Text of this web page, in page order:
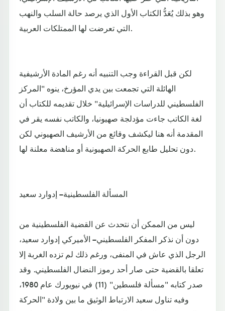
وهو بذلك يُعَدُّ الكتاب الأول الذي يرصد حالة السلب والنهب
التي تعرضت لها الممتلكات العربية.
لكن قبل القراءة وجب التنبيه أنه رغم المادة الأرشيفية
الهائلة التي تجمعت بين يدي المؤرخ، ينوه "المركز
الفلسطيني للدراسات الإسرائيلية" خلال تقديمه للكتاب أن
لغة الكاتب جاءت مؤدلجة صهيونيا، والكاتب نفسه يقر في
المقدمة أنه هنا ليكشف وقائع من الأرشيف الصهيوني لكن
دون تحليل طابع الحركة الصهيونية أو مناهضة معلنة لها.
المسألة الفلسطينية – إدوارد سعيد
ليس من الممكن أن نتحدث عن القضية الفلسطينية من
دون أن نذكر المفكر الفلسطيني – الأميركي إدوارد سعيد،
الرجل الذي عاش في المنفى، ورغم ذلك لم تزده الغربة إلا
تعلقا بالقضية حتى صار أحد رموز النضال الفلسطيني. وقد
صدر كتابه "مسألة فلسطين" (11) في نيويورك عام 1980،
وفيه تناول سعيد الارتباط الوثيق ما بين ولادة "الحركة